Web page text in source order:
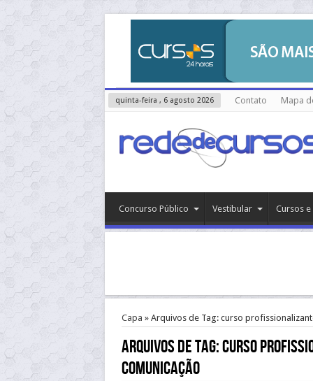
quinta-feira , 6 agosto 2026 Contato Mapa
Concurso Público Vestibular Cursos
Capa » Arquivos de Tag: curso
Arquivos de Tag:curso
Comunicação